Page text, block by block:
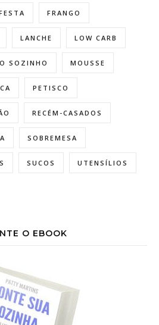
FRANGO
LANCHE LOW CARB
SOZINHO MOUSSE
PETISCO
RECÉM-CASADOS
SOBREMESA
SUCOS UTENSÍLIOS
O EBOOK